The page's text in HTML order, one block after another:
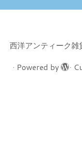
西洋アンティーク
· Powered by ·